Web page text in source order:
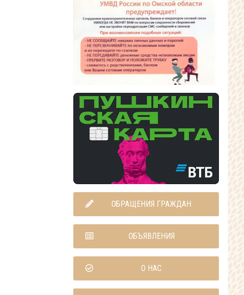
ОБРАЩЕНИЯ ГРАЖДАН
ОБЪЯВЛЕНИЯ
О НАС